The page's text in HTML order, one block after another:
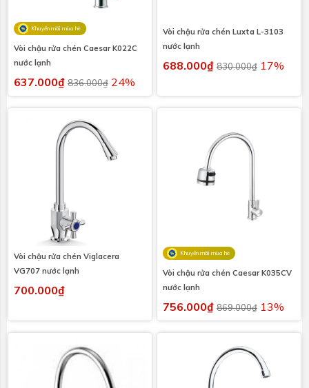
Khuyến mãi mùa hè
Vòi chậu rửa chén Caesar K022C
nước lạnh
637.000₫ 836.000₫ 24%
Vòi chậu rửa chén Luxta L-3103
nước lạnh
688.000₫ 830.000₫ 17%
Vòi chậu rửa chén Viglacera
VG707 nước lạnh
700.000₫
Khuyến mãi mùa hè
Vòi chậu rửa chén Caesar K035CV
nước lạnh
756.000₫ 869.000₫ 13%